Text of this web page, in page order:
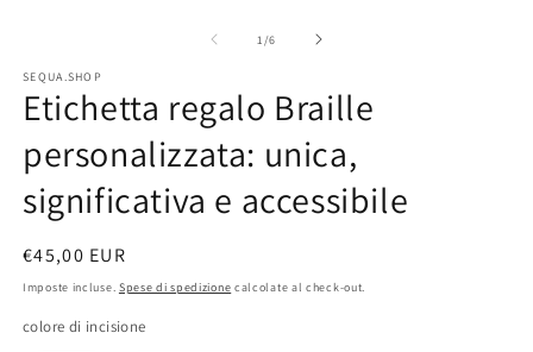
multimediali
1
finestra
modale
1 /su
6
SEQUA.SHOP
Etichetta regalo Braille
personalizzata: unica,
significativa e accessibile
Prezzo
di
€45,00 EUR
Imposte incluse. Spese di spedizione calcolate al check-out.
colore di incisione